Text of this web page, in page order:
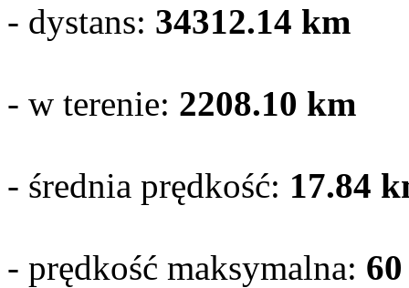
- dystans: 34312.14 km
- w terenie: 2208.10 km
- średnia prędkość: 17.84
- prędkość maksymalna: